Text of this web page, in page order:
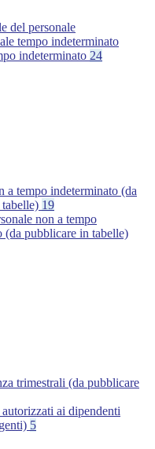
del personale
tempo indeterminato
indeterminato 24
a tempo indeterminato (da
19
non a tempo
(da pubblicare in tabelle)
trimestrali (da pubblicare
ai dipendenti
5